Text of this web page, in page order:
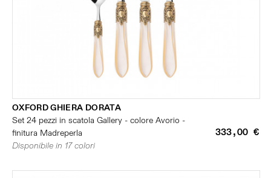
OXFORD GHIERA DORATA
Set 24 pezzi in scatola Gallery - colore Avorio -
finitura Madreperla
333,00 €
Disponibile in 17 colori